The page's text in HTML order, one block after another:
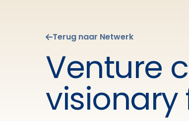
Terug naar Netwerk
Venture